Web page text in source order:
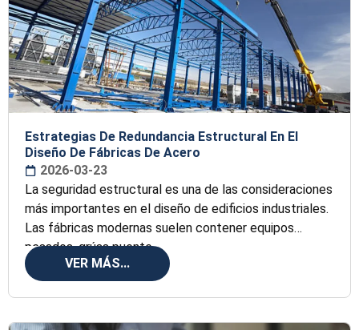
Estrategias De Redundancia Estructural En El
Diseño De Fábricas De Acero
2026-03-23
La seguridad estructural es una de las consideraciones
más importantes en el diseño de edificios industriales.
Las fábricas modernas suelen contener equipos
pesados, grúas puente,
VER MÁS...